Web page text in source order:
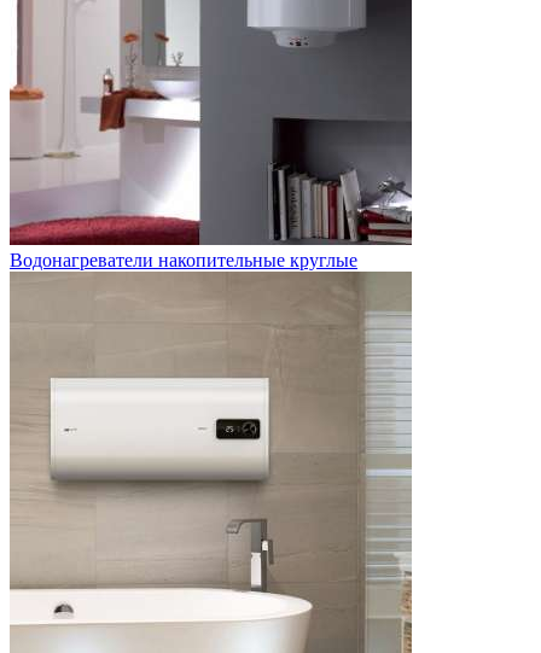
Водонагреватели накопительные круглые